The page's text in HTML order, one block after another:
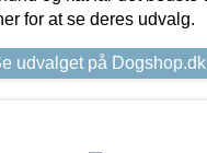
for at se deres udvalg.
udvalget på Dogshop.dk